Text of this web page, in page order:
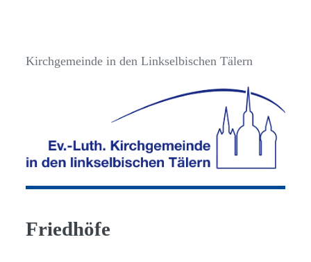
Kirchgemeinde in den Linkselbischen Tälern
Friedhöfe